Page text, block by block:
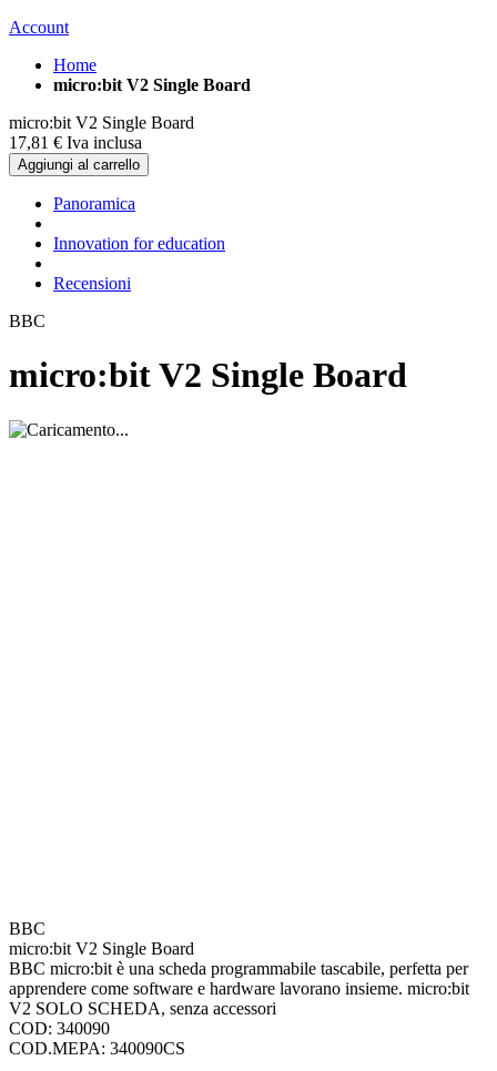
Account
Home
micro:bit V2 Single Board
micro:bit V2 Single Board
17,81 € Iva inclusa
Aggiungi al carrello
Panoramica
Innovation for education
Recensioni
BBC
micro:bit V2 Single Board
BBC
micro:bit V2 Single Board
BBC micro:bit è una scheda programmabile tascabile, perfetta per
apprendere come software e hardware lavorano insieme. micro:bit
V2 SOLO SCHEDA, senza accessori
COD: 340090
COD.MEPA: 340090CS